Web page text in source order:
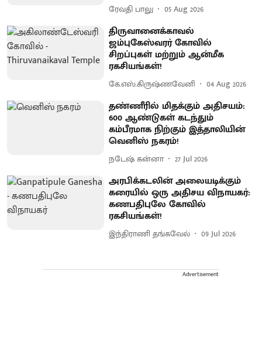
ரேவதி பாலு 05 Aug 2026
திருவானைக்காவல்
ஜம்புகேஸ்வரர் கோவில்
சிறப்புகள் மற்றும் ஆன்மீக
ரகசியங்கள்!
கே.எஸ்.கிருஷ்ணவேனி 04 Aug 2026
தண்ணீரில் மிதக்கும் அதிசயம்:
600 ஆண்டுகள் கடந்தும்
கம்பீரமாக நிற்கும் இத்தாலியின்
வெனிஸ் நகரம்!
நடேஷ் கன்னா 27 Jul 2026
அரபிக்கடலின் அலையடிக்கும்
கரையில் ஒரு அதிசய விநாயகர்:
கணபதிபுலே கோவில்
ரகசியங்கள்!
இந்திராணி தங்கவேல் 09 Jul 2026
Advertisement